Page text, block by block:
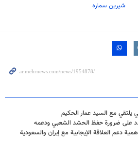
شیرین سماره
يلتقي مع السيد عمار الحكيم
على ضرورة حفظ الحشد الشعبي ودعمه
دعم العلاقة الإيجابية مع إيران والسعودية